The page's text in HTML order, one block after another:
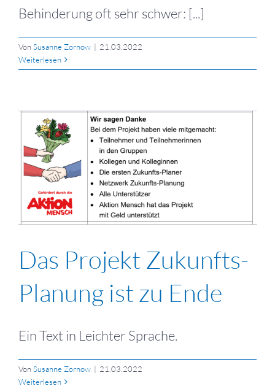
Behinderung oft sehr schwer: [...]
VonSusanne Zornow | 21.03.2022
Weiterlesen
Das Projekt Zukunfts-
Planung ist zu Ende
Ein Text in Leichter Sprache.
VonSusanne Zornow | 21.03.2022
Weiterlesen